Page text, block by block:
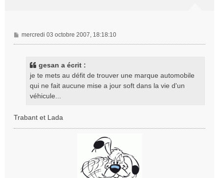
M
e
mercredi 03 octobre 2007, 18:18:10
gesan a écrit :
je te mets au défit de trouver une marque automobile
qui ne fait aucune mise a jour soft dans la vie d'un
véhicule...
Trabant et Lada